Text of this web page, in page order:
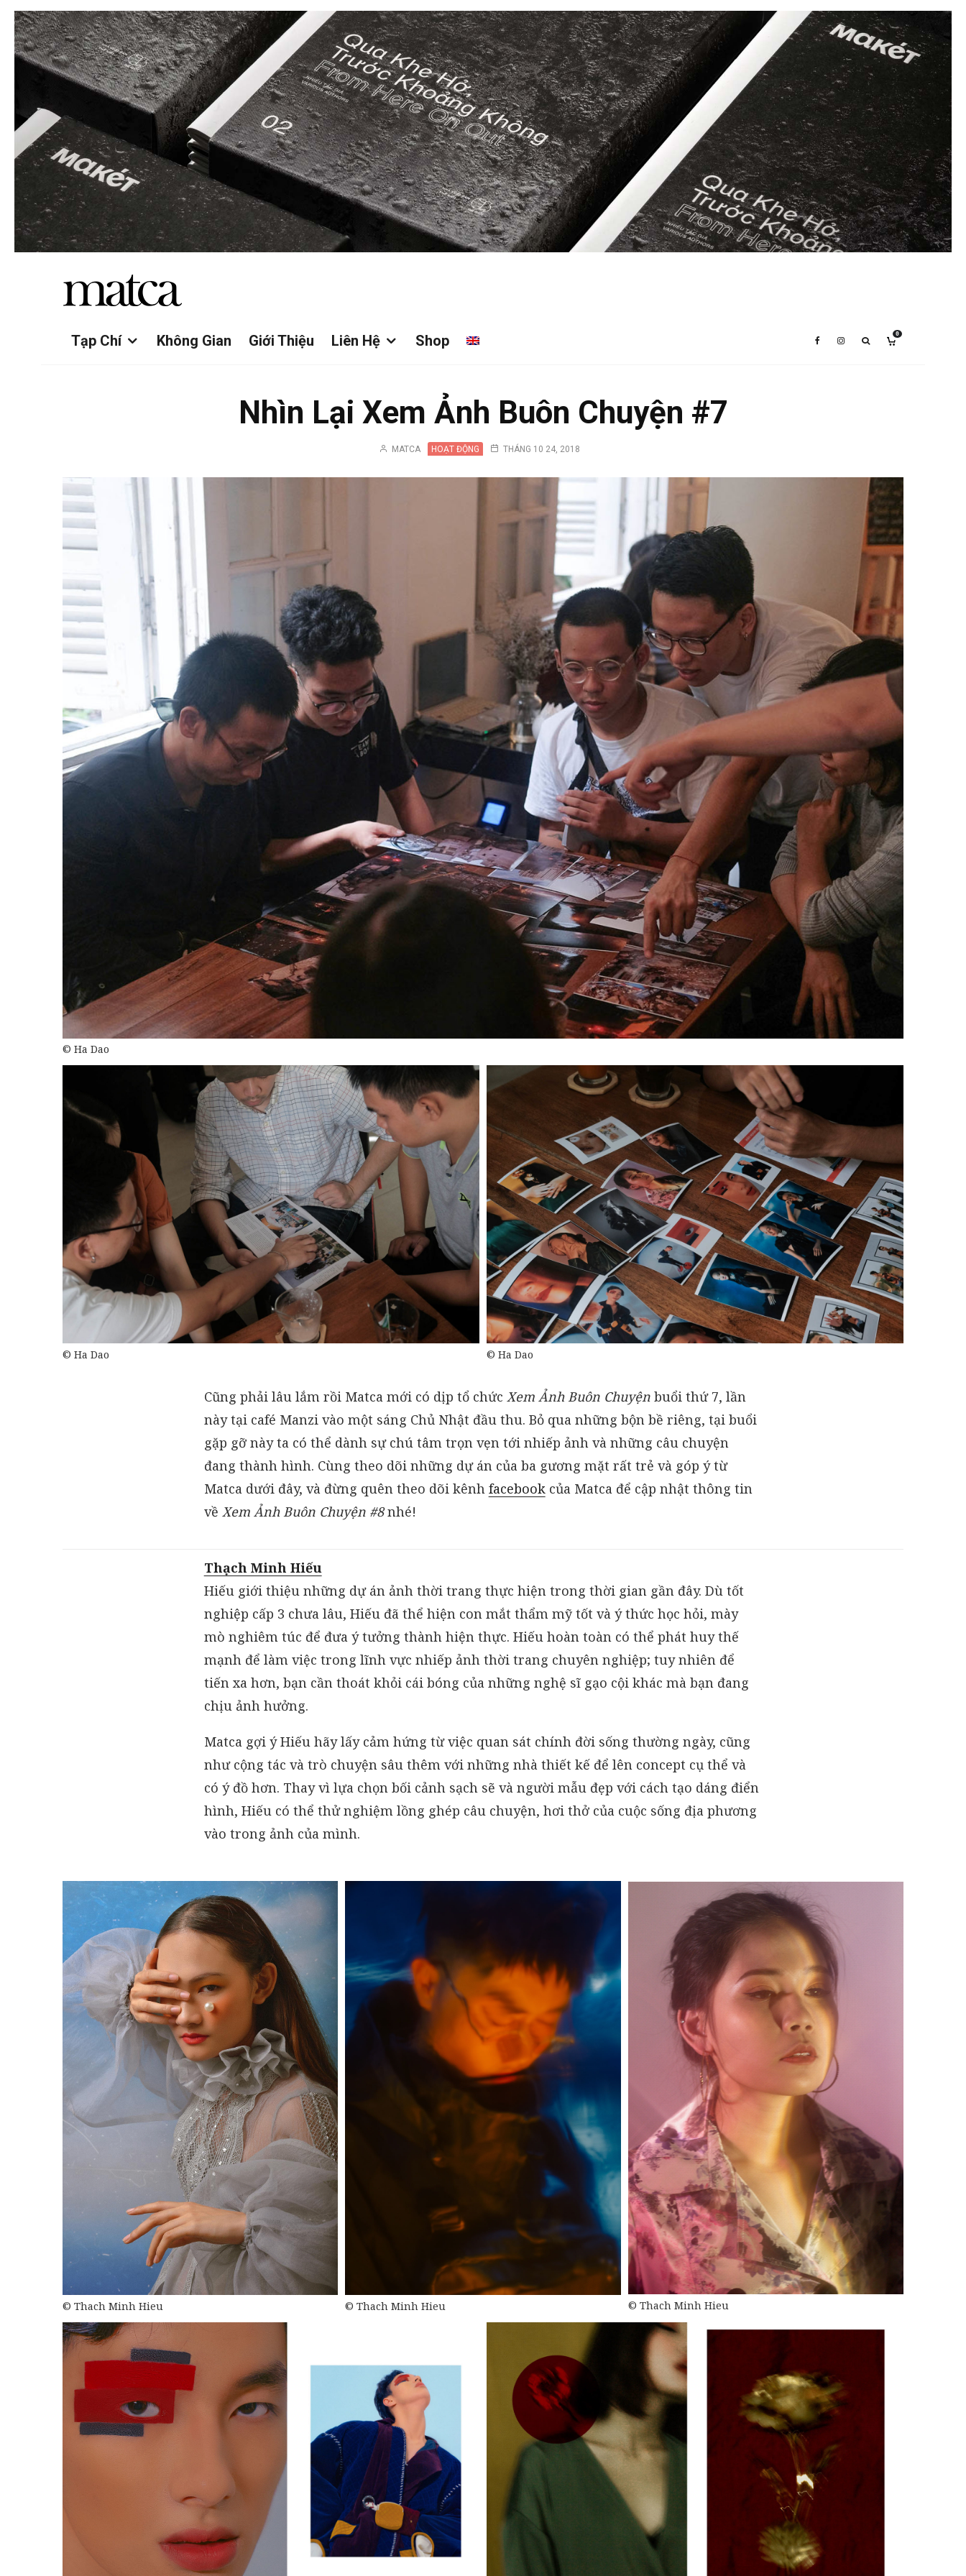
Tạp Chí Không Gian Giới Thiệu Liên Hệ Shop 0
Nhìn Lại Xem Ảnh Buôn Chuyện #7
MATCA HOẠT ĐỘNG THÁNG 10 24, 2018
© Ha Dao
© Ha Dao © Ha Dao
Cũng phải lâu lắm rồi Matca mới có dịp tổ chức Xem Ảnh Buôn Chuyệnbuổi thứ 7, lần
này tại café Manzi vào một sáng Chủ Nhật đầu thu. Bỏ qua những bộn bề riêng, tại buổi
gặp gỡ này ta có thể dành sự chú tâm trọn vẹn tới nhiếp ảnh và những câu chuyện
đang thành hình. Cùng theo dõi những dự án của ba gương mặt rất trẻ và góp ý từ
Matca dưới đây, và đừng quên theo dõi kênh facebookcủa Matca để cập nhật thông tin
về Xem Ảnh Buôn Chuyện #8nhé!
Thạch Minh Hiếu
Hiếu giới thiệu những dự án ảnh thời trang thực hiện trong thời gian gần đây. Dù tốt
nghiệp cấp 3 chưa lâu, Hiếu đã thể hiện con mắt thẩm mỹ tốt và ý thức học hỏi, mày
mò nghiêm túc để đưa ý tưởng thành hiện thực. Hiếu hoàn toàn có thể phát huy thế
mạnh để làm việc trong lĩnh vực nhiếp ảnh thời trang chuyên nghiệp; tuy nhiên để
tiến xa hơn, bạn cần thoát khỏi cái bóng của những nghệ sĩ gạo cội khác mà bạn đang
chịu ảnh hưởng.
Matca gợi ý Hiếu hãy lấy cảm hứng từ việc quan sát chính đời sống thường ngày, cũng
như cộng tác và trò chuyện sâu thêm với những nhà thiết kế để lên concept cụ thể và
có ý đồ hơn. Thay vì lựa chọn bối cảnh sạch sẽ và người mẫu đẹp với cách tạo dáng điển
hình, Hiếu có thể thử nghiệm lồng ghép câu chuyện, hơi thở của cuộc sống địa phương
vào trong ảnh của mình.
© Thach Minh Hieu © Thach Minh Hieu © Thach Minh Hieu